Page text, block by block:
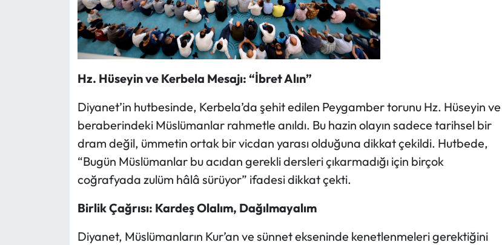
Hz. Hüseyin ve Kerbela Mesajı: “İbret Alın”
Diyanet’in hutbesinde, Kerbela’da şehit edilen Peygamber torunu Hz. Hüseyin ve
beraberindeki Müslümanlar rahmetle anıldı. Bu hazin olayın sadece tarihsel bir
dram değil, ümmetin ortak bir vicdan yarası olduğuna dikkat çekildi. Hutbede,
“Bugün Müslümanlar bu acıdan gerekli dersleri çıkarmadığı için birçok
coğrafyada zulüm hâlâ sürüyor” ifadesi dikkat çekti.
Birlik Çağrısı: Kardeş Olalım, Dağılmayalım
Diyanet, Müslümanların Kur’an ve sünnet ekseninde kenetlenmeleri gerektiğini